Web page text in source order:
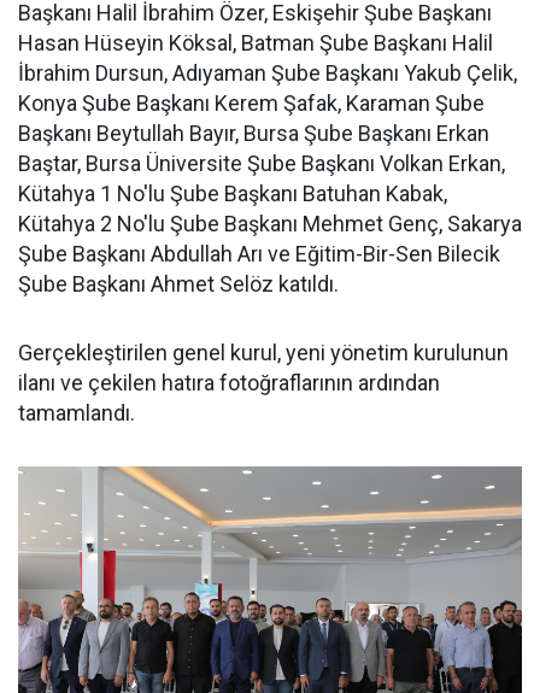
Başkanı Halil İbrahim Özer, Eskişehir Şube Başkanı
Hasan Hüseyin Köksal, Batman Şube Başkanı Halil
İbrahim Dursun, Adıyaman Şube Başkanı Yakub Çelik,
Konya Şube Başkanı Kerem Şafak, Karaman Şube
Başkanı Beytullah Bayır, Bursa Şube Başkanı Erkan
Baştar, Bursa Üniversite Şube Başkanı Volkan Erkan,
Kütahya 1 No'lu Şube Başkanı Batuhan Kabak,
Kütahya 2 No'lu Şube Başkanı Mehmet Genç, Sakarya
Şube Başkanı Abdullah Arı ve Eğitim-Bir-Sen Bilecik
Şube Başkanı Ahmet Selöz katıldı.
Gerçekleştirilen genel kurul, yeni yönetim kurulunun
ilanı ve çekilen hatıra fotoğraflarının ardından
tamamlandı.